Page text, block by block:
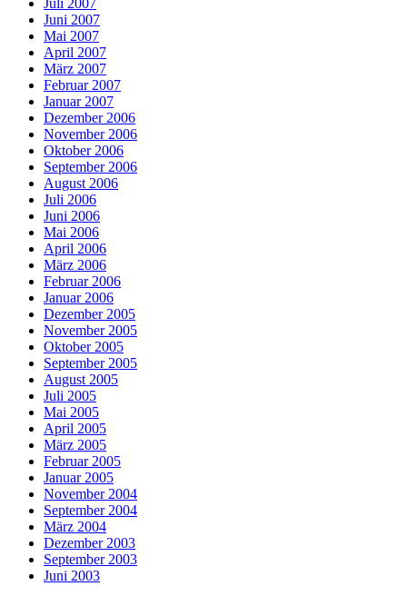
Juli 2007
Juni 2007
Mai 2007
April 2007
März 2007
Februar 2007
Januar 2007
Dezember 2006
November 2006
Oktober 2006
September 2006
August 2006
Juli 2006
Juni 2006
Mai 2006
April 2006
März 2006
Februar 2006
Januar 2006
Dezember 2005
November 2005
Oktober 2005
September 2005
August 2005
Juli 2005
Mai 2005
April 2005
März 2005
Februar 2005
Januar 2005
November 2004
September 2004
März 2004
Dezember 2003
September 2003
Juni 2003